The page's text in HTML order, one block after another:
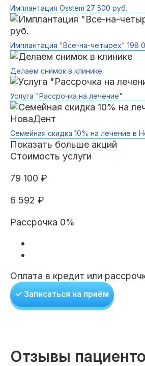
Имплантация Osstem 27 500 руб.
Имплантация "Все-на-четырех" 198
Делаем снимок в клинике
Услуга "Рассрочка на лечение"
Семейная скидка 10% на лечение в
Показать больше акций
Стоимость услуги
79 100 ₽
6 592 ₽
Рассрочка 0%
Оплата в кредит или
✓ Записаться на приём
Отзывы